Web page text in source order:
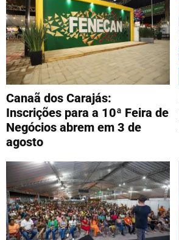
Canaã dos Carajás:
Inscrições para a 10ª Feira de
Negócios abrem em 3 de
agosto